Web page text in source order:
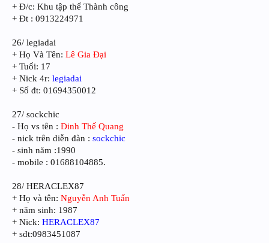
+ Đ/c: Khu tập thể Thành công
+ Đt : 0913224971
26/ legiadai
+ Họ Và Tên: Lê Gia Đại
+ Tuổi: 17
+ Nick 4r: legiadai
+ Số đt: 01694350012
27/ sockchic
- Họ vs tên : Đinh Thế Quang
- nick trên diễn đàn : sockchic
- sinh năm :1990
- mobile : 01688104885.
28/ HERACLEX87
+ Họ và tên: Nguyễn Anh Tuấn
+ năm sinh: 1987
+ Nick: HERACLEX87
+ sđt:0983451087